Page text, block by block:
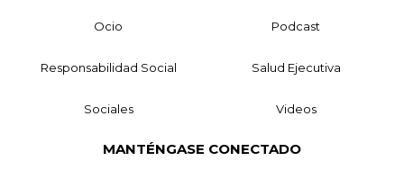
Ocio Podcast
Responsabilidad Social Salud Ejecutiva
Sociales Videos
MANTÉNGASE CONECTADO